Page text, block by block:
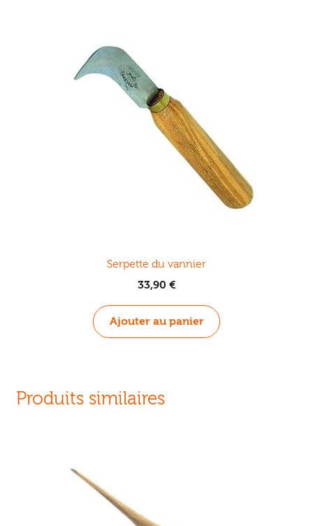
Serpette du vannier
33,90 €
Ajouter au panier
Produits similaires